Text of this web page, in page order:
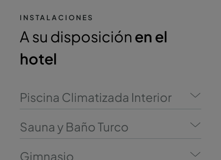
INSTALACIONES
A su disposiciónen el
hotel
Piscina Climatizada Interior
Sauna y Baño Turco
Gimnasio